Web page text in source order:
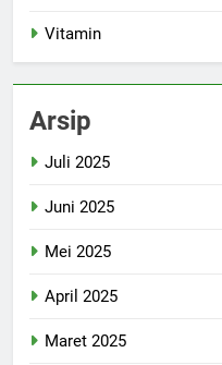
Vitamin
Arsip
Juli 2025
Juni 2025
Mei 2025
April 2025
Maret 2025